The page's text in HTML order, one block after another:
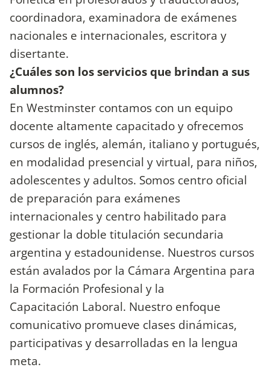
coordinadora, examinadora de exámenes
nacionales e internacionales, escritora y
disertante.
¿Cuáles son los servicios que brindan a sus
alumnos?
En Westminster contamos con un equipo
docente altamente capacitado y ofrecemos
cursos de inglés, alemán, italiano y portugués,
en modalidad presencial y virtual, para niños,
adolescentes y adultos. Somos centro oficial
de preparación para exámenes
internacionales y centro habilitado para
gestionar la doble titulación secundaria
argentina y estadounidense. Nuestros cursos
están avalados por la Cámara Argentina para
la Formación Profesional y la
Capacitación Laboral. Nuestro enfoque
comunicativo promueve clases dinámicas,
participativas y desarrolladas en la lengua
meta.